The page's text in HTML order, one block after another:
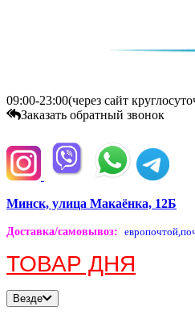
09:00-23:00(через сайт
Заказать обратный звонок
Минск, улица Макаёнка, 12Б
Доставка/самовывоз: европочтой,
ТОВАР ДНЯ
Везде